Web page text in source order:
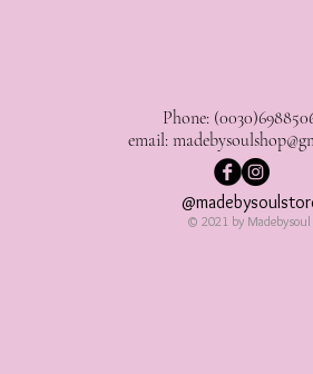
Phone:
email:
© 2021 by Madebysoul